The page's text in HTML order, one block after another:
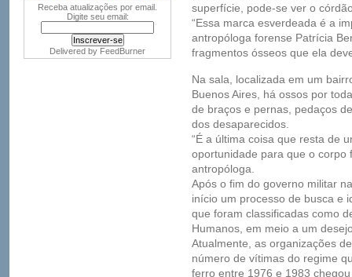
Receba atualizações por email.
Digite seu email:
Delivered by FeedBurner
superfície, pode-se ver o
“Essa marca esverdeada é a
antropóloga forense Patrícia
fragmentos ósseos que ela
Na sala, localizada em um
Buenos Aires, há ossos por
de braços e pernas, pedaços
dos desaparecidos.
“É a última coisa que resta de
oportunidade para que o corpo
antropóloga.
Após o fim do governo militar
início um processo de busca e
que foram classificadas como
Humanos, em meio a um
Atualmente, as organizações
número de vítimas do regime
ferro entre 1976 e 1983